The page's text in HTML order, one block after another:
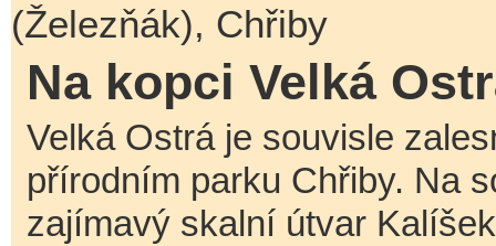
(Železňák), Chřiby
Na kopci Velká
Velká Ostrá je souvisle
přírodním parku Chřiby. Na
zajímavý skalní útvar